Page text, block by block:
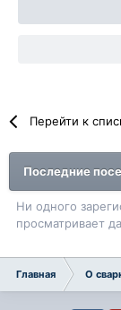
Перейти к
Последние
Ни одного
просматривает
Главная О